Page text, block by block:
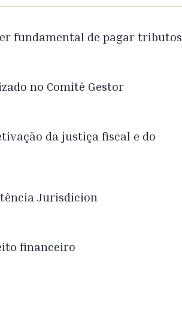
fundamental de pagar tributos
no Comitê Gestor
da justiça fiscal e do
Jurisdicion
financeiro